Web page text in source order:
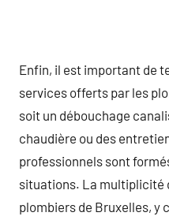
Enfin, il est important de
services offerts par les
soit un débouchage
chaudière ou des
professionnels sont
situations. La multiplicité
plombiers de Bruxelles, y